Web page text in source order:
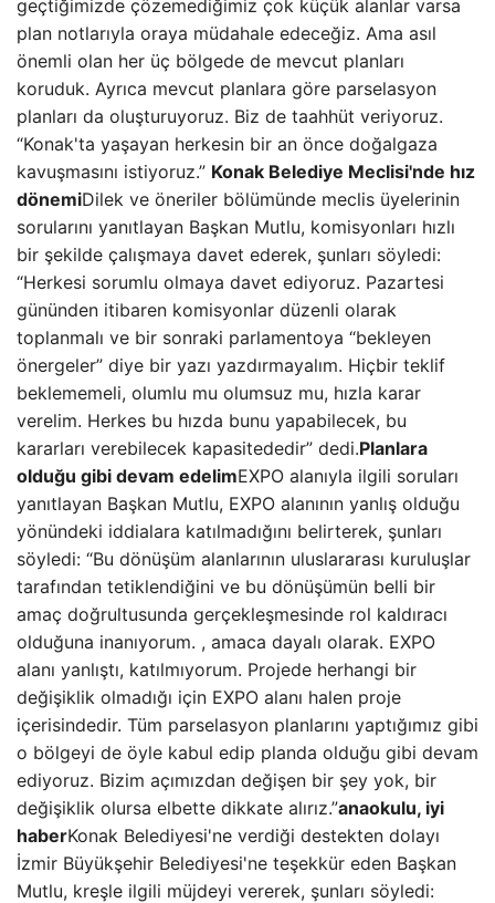
geçtiğimizde çözemediğimiz çok küçük alanlar varsa
plan notlarıyla oraya müdahale edeceğiz. Ama asıl
önemli olan her üç bölgede de mevcut planları
koruduk. Ayrıca mevcut planlara göre parselasyon
planları da oluşturuyoruz. Biz de taahhüt veriyoruz.
“Konak'ta yaşayan herkesin bir an önce doğalgaza
kavuşmasını istiyoruz.” Konak Belediye Meclisi'nde hız
dönemiDilek ve öneriler bölümünde meclis üyelerinin
sorularını yanıtlayan Başkan Mutlu, komisyonları hızlı
bir şekilde çalışmaya davet ederek, şunları söyledi:
“Herkesi sorumlu olmaya davet ediyoruz. Pazartesi
gününden itibaren komisyonlar düzenli olarak
toplanmalı ve bir sonraki parlamentoya “bekleyen
önergeler” diye bir yazı yazdırmayalım. Hiçbir teklif
beklememeli, olumlu mu olumsuz mu, hızla karar
verelim. Herkes bu hızda bunu yapabilecek, bu
kararları verebilecek kapasitededir” dedi.Planlara
olduğu gibi devam edelimEXPO alanıyla ilgili soruları
yanıtlayan Başkan Mutlu, EXPO alanının yanlış olduğu
yönündeki iddialara katılmadığını belirterek, şunları
söyledi: “Bu dönüşüm alanlarının uluslararası kuruluşlar
tarafından tetiklendiğini ve bu dönüşümün belli bir
amaç doğrultusunda gerçekleşmesinde rol kaldıracı
olduğuna inanıyorum. , amaca dayalı olarak. EXPO
alanı yanlıştı, katılmıyorum. Projede herhangi bir
değişiklik olmadığı için EXPO alanı halen proje
içerisindedir. Tüm parselasyon planlarını yaptığımız gibi
o bölgeyi de öyle kabul edip planda olduğu gibi devam
ediyoruz. Bizim açımızdan değişen bir şey yok, bir
değişiklik olursa elbette dikkate alırız.”anaokulu, iyi
haberKonak Belediyesi'ne verdiği destekten dolayı
İzmir Büyükşehir Belediyesi'ne teşekkür eden Başkan
Mutlu, kreşle ilgili müjdeyi vererek, şunları söyledi: